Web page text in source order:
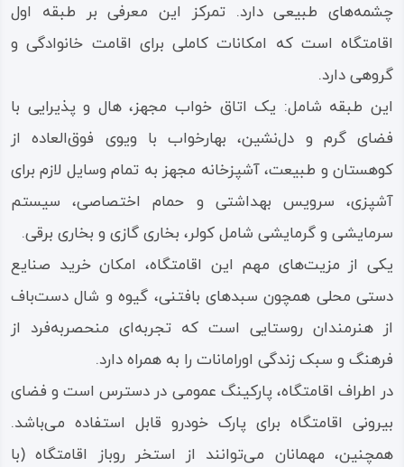
چشمه‌های طبیعی دارد. تمرکز این معرفی بر طبقه اول
اقامتگاه است که امکانات کاملی برای اقامت خانوادگی و
گروهی دارد.
این طبقه شامل: یک اتاق خواب مجهز، هال و پذیرایی با
فضای گرم و دل‌نشین، بهارخواب با ویوی فوق‌العاده از
کوهستان و طبیعت، آشپزخانه مجهز به تمام وسایل لازم برای
آشپزی، سرویس بهداشتی و حمام اختصاصی، سیستم
سرمایشی و گرمایشی شامل کولر، بخاری گازی و بخاری برقی.
یکی از مزیت‌های مهم این اقامتگاه، امکان خرید صنایع
دستی محلی همچون سبدهای بافتنی، گیوه و شال دست‌باف
از هنرمندان روستایی است که تجربه‌ای منحصربه‌فرد از
فرهنگ و سبک زندگی اورامانات را به همراه دارد.
در اطراف اقامتگاه، پارکینگ عمومی در دسترس است و فضای
بیرونی اقامتگاه برای پارک خودرو قابل استفاده می‌باشد.
همچنین، مهمانان می‌توانند از استخر روباز اقامتگاه (با